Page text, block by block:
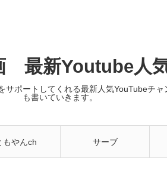
最新Youtube人
ポートしてくれる最新人気YouTubeチ
も書いていきます。
もやんch サーブ